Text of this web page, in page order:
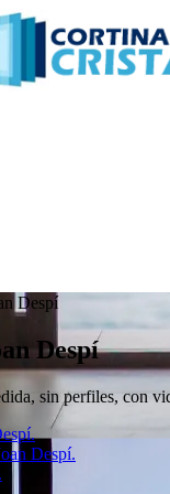
Despí
Despí
sin perfiles, con
Despí.